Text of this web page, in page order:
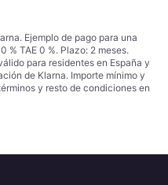
Ejemplo de pago para una
% TAE 0 %. Plazo: 2 meses.
para residentes en España y
de Klarna. Importe mínimo y
y resto de condiciones en